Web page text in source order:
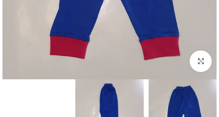
برای بزرگنمایی کلیک کنید